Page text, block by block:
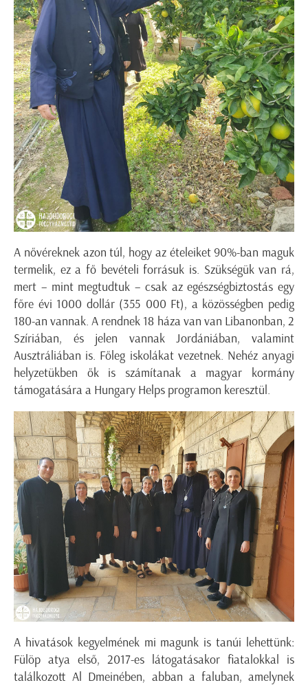
A nővéreknek azon túl, hogy az ételeiket 90%-ban maguk
termelik, ez a fő bevételi forrásuk is. Szükségük van rá,
mert – mint megtudtuk – csak az egészségbiztostás egy
főre évi 1000 dollár (355 000 Ft), a közösségben pedig
180-an vannak. A rendnek 18 háza van van Libanonban, 2
Szíriában, és jelen vannak Jordániában, valamint
Ausztráliában is. Főleg iskolákat vezetnek. Nehéz anyagi
helyzetükben ők is számítanak a magyar kormány
támogatására a Hungary Helps programon keresztül.
A hivatások kegyelmének mi magunk is tanúi lehettünk:
Fülöp atya első, 2017-es látogatásakor fiatalokkal is
találkozott Al Dmeinében, abban a faluban, amelynek